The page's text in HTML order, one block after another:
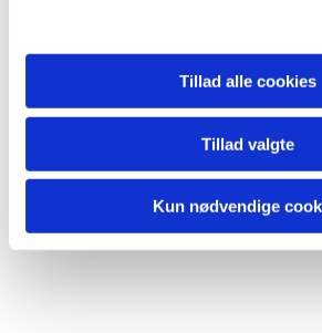
Tillad alle cookies
Tillad valgte
Kun nødvendige